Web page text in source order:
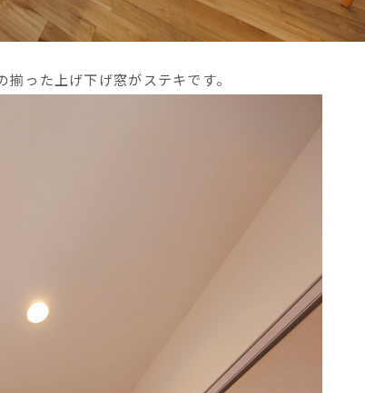
った上げ下げ窓がステキです。